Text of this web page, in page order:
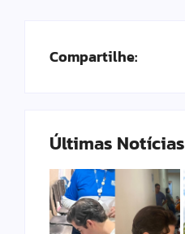
Compartilhe:
Últimas Notícias